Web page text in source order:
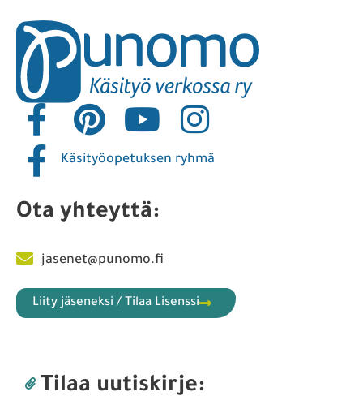
Käsityöopetuksen ryhmä
Ota yhteyttä:
jasenet@punomo.fi
Liity jäseneksi / Tilaa Lisenssi
Tilaa uutiskirje: